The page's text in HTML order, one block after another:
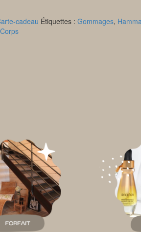
cadeau Étiquettes :Gommages,